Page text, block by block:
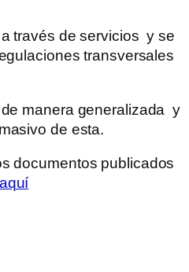
través de servicios y se
transversales
manera generalizada y
de esta.
documentos publicados
aquí